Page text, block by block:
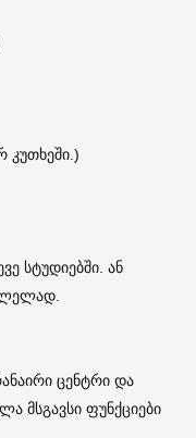
კუთხეში.)
სტუდიებში. ან
ცენტრი და
მსგავსი ფუნქციები